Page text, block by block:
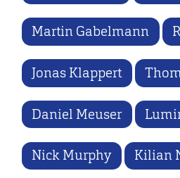
Martin Gabelmann
Jonas Klappert
Daniel Meuser
Nick Murphy Kilian